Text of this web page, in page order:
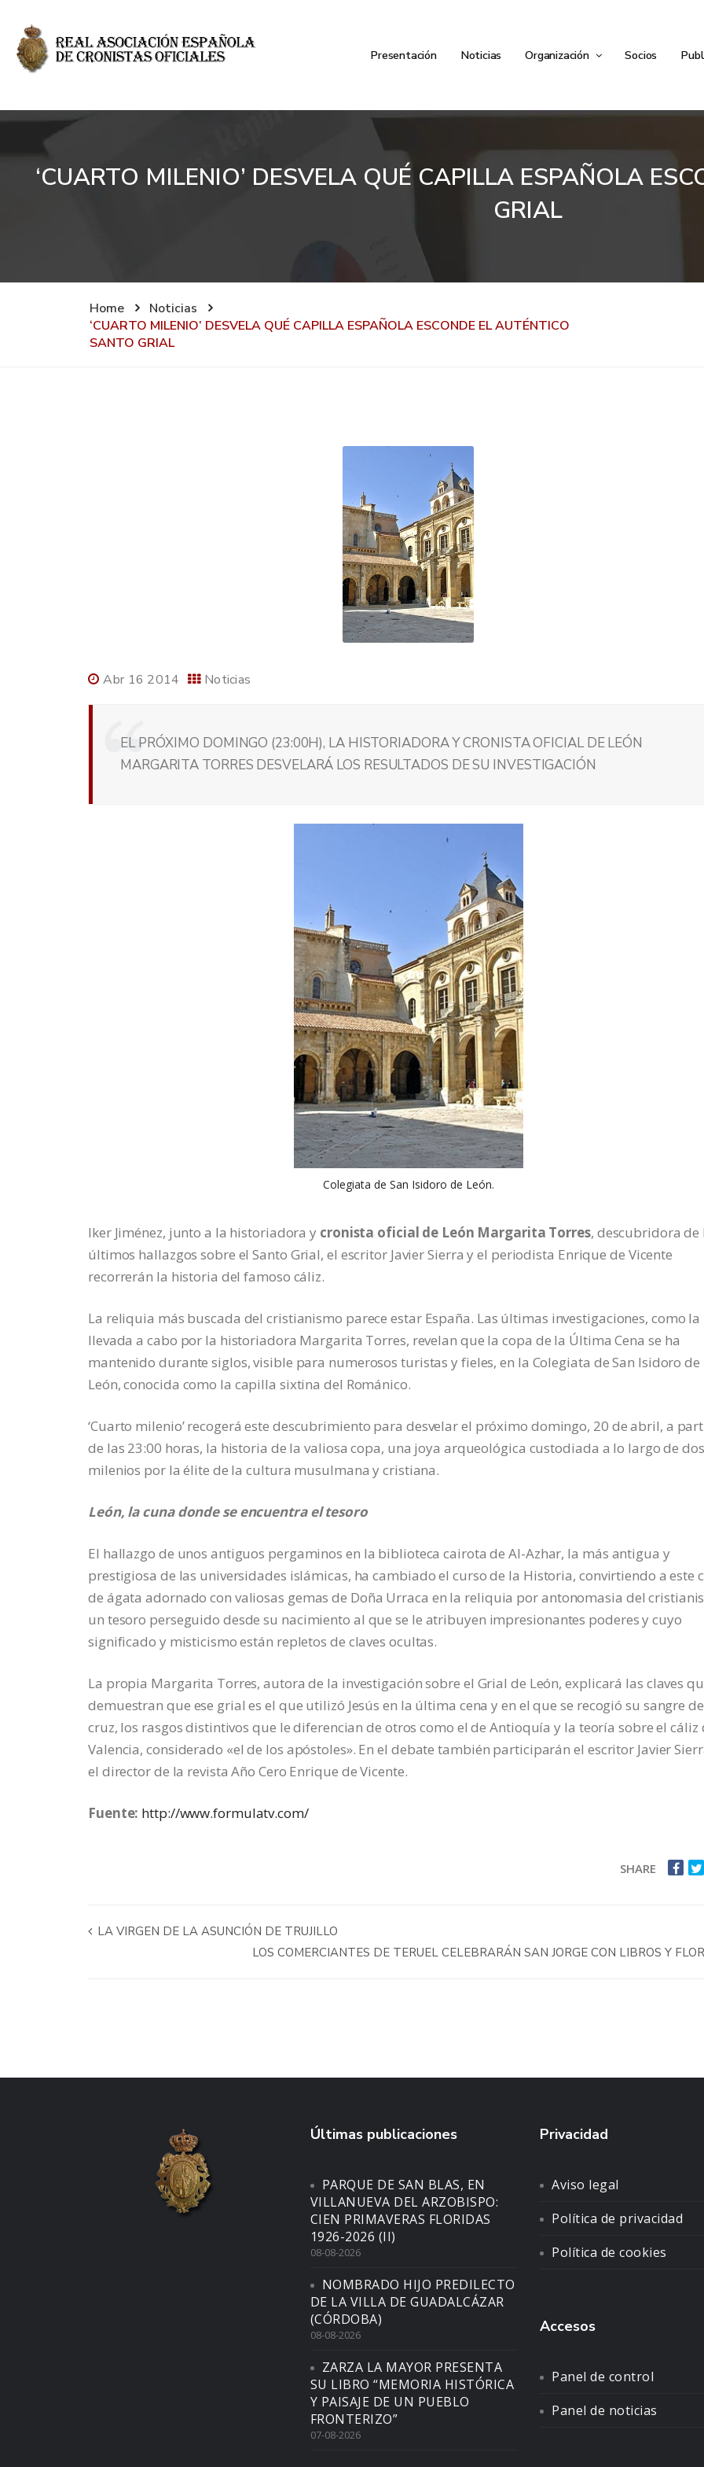
Presentación Noticias Organización Socios
‘CUARTO MILENIO’ DESVELA QUÉ CAPILLA ESPAÑOLA
GRIAL
Home
Noticias
‘CUARTO MILENIO’ DESVELA QUÉ CAPILLA ESPAÑOLA ESCONDE EL AUTÉNTICO
SANTO GRIAL
Abr 16 2014 Noticias
EL PRÓXIMO DOMINGO (23:00H), LA HISTORIADORA Y CRONISTA OFICIAL DE LEÓN
MARGARITA TORRES DESVELARÁ LOS RESULTADOS DE SU INVESTIGACIÓN
Colegiata de San Isidoro de León.
Iker Jiménez, junto a la historiadora y cronista oficial de León Margarita Torres, descubridora de
últimos hallazgos sobre el Santo Grial, el escritor Javier Sierra y el periodista Enrique de Vicente
recorrerán la historia del famoso cáliz.
La reliquia más buscada del cristianismo parece estar España. Las últimas investigaciones, como la
llevada a cabo por la historiadora Margarita Torres, revelan que la copa de la Última Cena se ha
mantenido durante siglos, visible para numerosos turistas y fieles, en la Colegiata de San Isidoro de
León, conocida como la capilla sixtina del Románico.
‘Cuarto milenio’ recogerá este descubrimiento para desvelar el próximo domingo, 20 de abril, a
de las 23:00 horas, la historia de la valiosa copa, una joya arqueológica custodiada a lo largo de dos
milenios por la élite de la cultura musulmana y cristiana.
León, la cuna donde se encuentra el tesoro
El hallazgo de unos antiguos pergaminos en la biblioteca cairota de Al-Azhar, la más antigua y
prestigiosa de las universidades islámicas, ha cambiado el curso de la Historia, convirtiendo a este
de ágata adornado con valiosas gemas de Doña Urraca en la reliquia por antonomasia del
un tesoro perseguido desde su nacimiento al que se le atribuyen impresionantes poderes y cuyo
significado y misticismo están repletos de claves ocultas.
La propia Margarita Torres, autora de la investigación sobre el Grial de León, explicará las claves
demuestran que ese grial es el que utilizó Jesús en la última cena y en el que se recogió su sangre
cruz, los rasgos distintivos que le diferencian de otros como el de Antioquía y la teoría sobre el cáliz
Valencia, considerado «el de los apóstoles». En el debate también participarán el escritor Javier
el director de la revista Año Cero Enrique de Vicente.
Fuente: http://www.formulatv.com/
SHARE
LA VIRGEN DE LA ASUNCIÓN DE TRUJILLO
LOS COMERCIANTES DE TERUEL CELEBRARÁN SAN JORGE CON LIBROS Y
Últimas publicaciones
PARQUE DE SAN BLAS, EN
VILLANUEVA DEL ARZOBISPO:
CIEN PRIMAVERAS FLORIDAS
1926-2026 (II)
08-08-2026
NOMBRADO HIJO PREDILECTO
DE LA VILLA DE GUADALCÁZAR
(CÓRDOBA)
08-08-2026
ZARZA LA MAYOR PRESENTA
SU LIBRO “MEMORIA HISTÓRICA
Y PAISAJE DE UN PUEBLO
FRONTERIZO”
07-08-2026
Privacidad
Aviso legal
Política de privacidad
Política de cookies
Accesos
Panel de control
Panel de noticias